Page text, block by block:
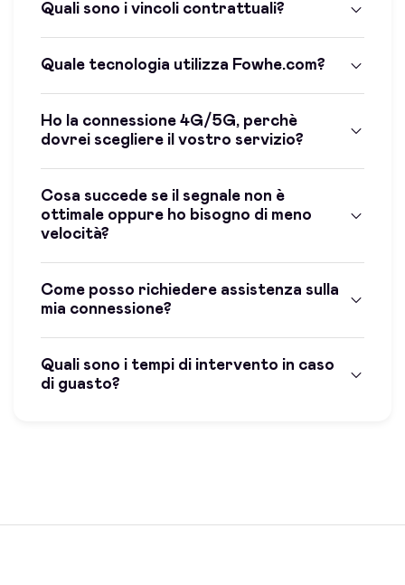
Quali sono i vincoli contrattuali?
Quale tecnologia utilizza Fowhe.com?
Ho la connessione 4G/5G, perchè
dovrei scegliere il vostro servizio?
Cosa succede se il segnale non è
ottimale oppure ho bisogno di meno
velocità?
Come posso richiedere assistenza sulla
mia connessione?
Quali sono i tempi di intervento in caso
di guasto?